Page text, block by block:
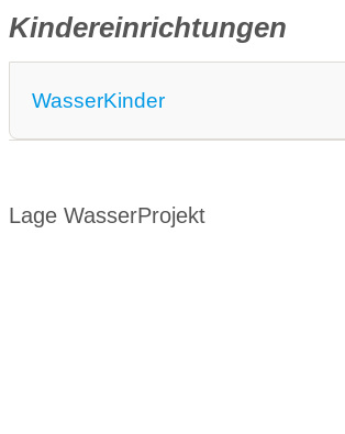
Kindereinrichtungen
WasserKinder
WasserWissen
Lage WasserProjekt